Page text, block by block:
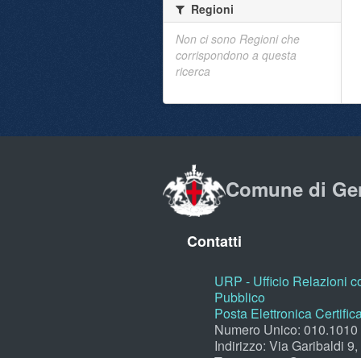
Regioni
Non ci sono Regioni che
corrispondono a questa
ricerca
Comune di
Contatti
URP - Ufficio Relazioni
Pubblico
Posta Elettronica
Numero Unico: 010.1010
Indirizzo: Via Garibaldi